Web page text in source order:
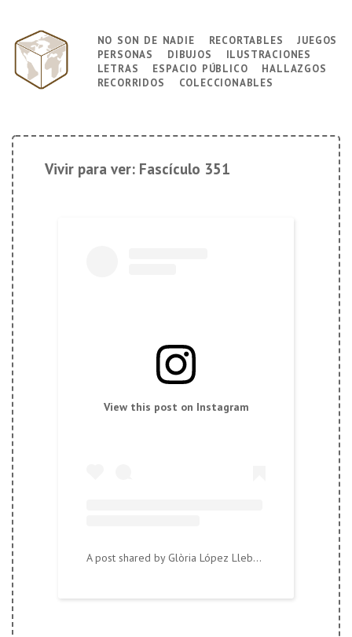
contenido
principal
Navegación
principal
no son de nadie recortables juegos
personas dibujos ilustraciones
letras espacio público hallazgos
recorridos coleccionables
Vivir para ver: Fascículo 351
View this post on Instagram
A post shared by Glòria López Llebot (@tierralandia)